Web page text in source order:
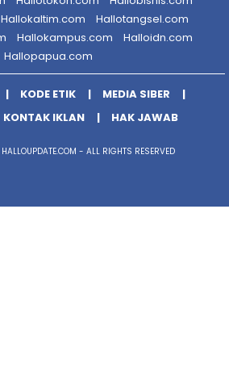
Hallokaltim.com
Hallotangsel.com
Hallokampus.com
Halloidn.com
Hallopapua.com
KODE ETIK
MEDIA SIBER
KONTAK IKLAN HAK JAWAB
- ALL RIGHTS RESERVED